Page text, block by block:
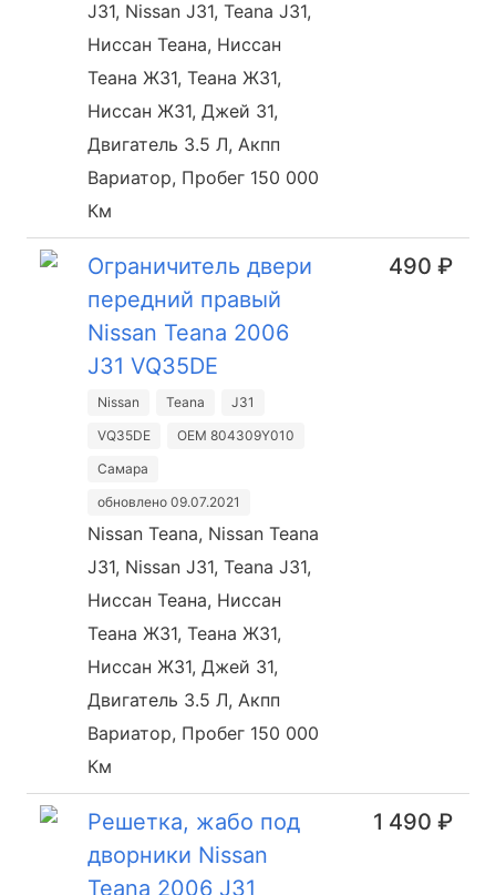
J31, Nissan J31, Teana J31,
Ниссан Теана, Ниссан
Теана Ж31, Теана Ж31,
Ниссан Ж31, Джей 31,
Двигатель 3.5 Л, Акпп
Вариатор, Пробег 150 000
Км
Ограничитель двери
передний правый
Nissan Teana 2006
J31 VQ35DE
Nissan Teana
J31
VQ35DE
OEM 804309Y010
Самара
обновлено 09.07.2021
Nissan Teana, Nissan Teana
J31, Nissan J31, Teana J31,
Ниссан Теана, Ниссан
Теана Ж31, Теана Ж31,
Ниссан Ж31, Джей 31,
Двигатель 3.5 Л, Акпп
Вариатор, Пробег 150 000
Км
490 ₽
Решетка, жабо под
дворники Nissan
Teana 2006 J31
1 490 ₽